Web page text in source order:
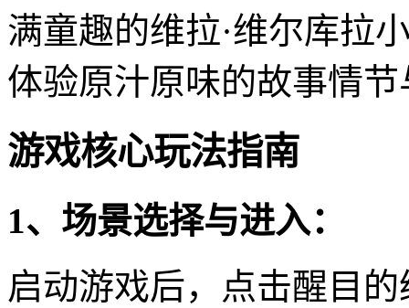
满童趣的维拉·维尔库拉
体验原汁原味的故事情节
游戏核心玩法指南
1、场景选择与进入：
启动游戏后，点击醒目